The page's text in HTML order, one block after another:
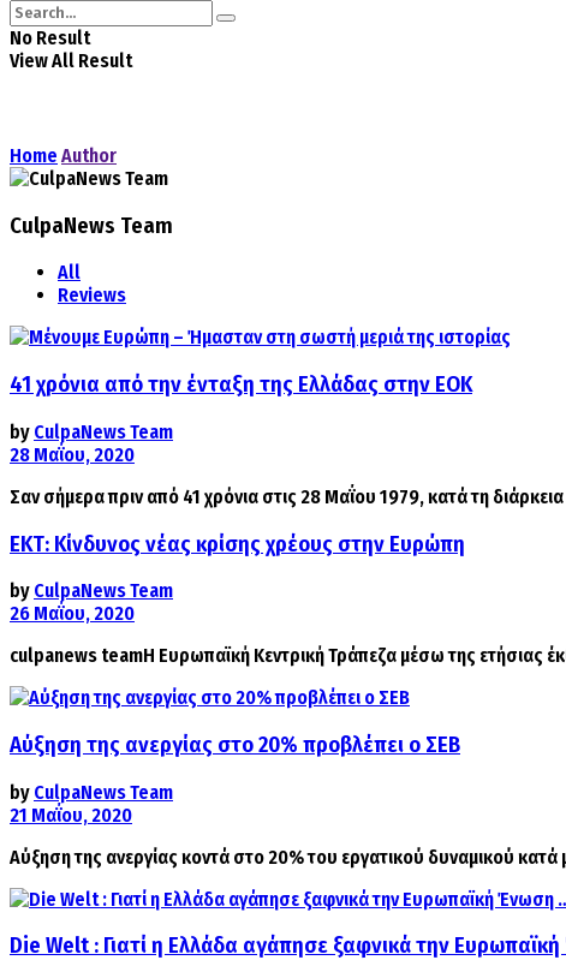
No Result
View All Result
Home Author
CulpaNews Team
All
Reviews
41 χρόνια από την ένταξη της Ελλάδας στην ΕΟΚ
by CulpaNews Team
28 Μαΐου, 2020
Σαν σήμερα πριν από 41 χρόνια στις 28 Μαΐου 1979, κατά τη
ΕΚΤ: Κίνδυνος νέας κρίσης χρέους στην Ευρώπη
by CulpaNews Team
26 Μαΐου, 2020
culpanews teamΗ Ευρωπαϊκή Κεντρική Τράπεζα μέσω της ετήσιας
Αύξηση της ανεργίας στο 20% προβλέπει ο ΣΕΒ
by CulpaNews Team
21 Μαΐου, 2020
Αύξηση της ανεργίας κοντά στο 20% του εργατικού δυναμικού
Die Welt : Γιατί η Ελλάδα αγάπησε ξαφνικά την